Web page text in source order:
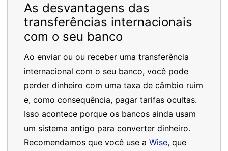
As desvantagens das
transferências internacionais
com o seu banco
Ao enviar ou ou receber uma transferência
internacional com o seu banco, você pode
perder dinheiro com uma taxa de câmbio ruim
e, como consequência, pagar tarifas ocultas.
Isso acontece porque os bancos ainda usam
um sistema antigo para converter dinheiro.
Recomendamos que você use a Wise, que